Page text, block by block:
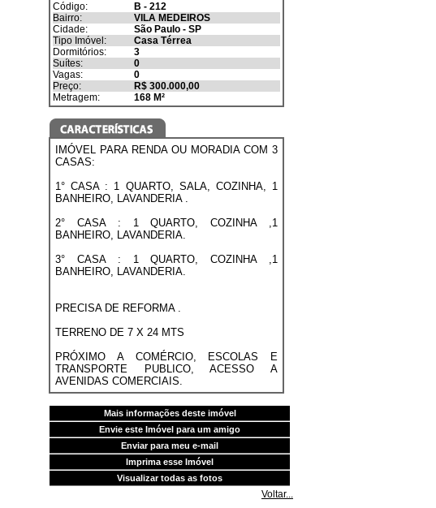
Código:
B - 212
Bairro:
VILA MEDEIROS
Cidade:
São Paulo - SP
Tipo Imóvel:
Casa Térrea
Dormitórios:
3
Suítes:
0
Vagas:
0
Preço:
R$ 300.000,00
Metragem:
168 M²
IMÓVEL PARA RENDA OU MORADIA COM 3
CASAS:
1° CASA : 1 QUARTO, SALA, COZINHA, 1
BANHEIRO, LAVANDERIA .
2° CASA : 1 QUARTO, COZINHA ,1
BANHEIRO, LAVANDERIA.
3° CASA : 1 QUARTO, COZINHA ,1
BANHEIRO, LAVANDERIA.
PRECISA DE REFORMA .
TERRENO DE 7 X 24 MTS
PRÓXIMO A COMÉRCIO, ESCOLAS E
TRANSPORTE PUBLICO, ACESSO A
AVENIDAS COMERCIAIS.
Mais informações deste imóvel
Envie este Imóvel para um amigo
Enviar para meu e-mail
Imprima esse Imóvel
Visualizar todas as fotos
Voltar...